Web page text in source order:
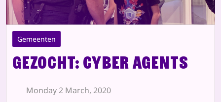
Gemeenten
Gezocht: Cyber Agents
Monday 2 March, 2020